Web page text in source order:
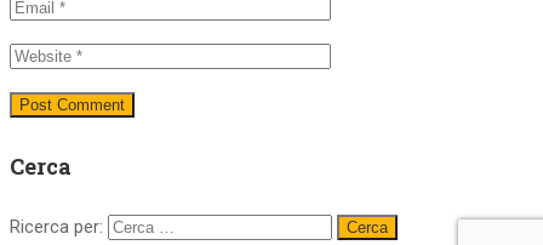
Cerca
Ricerca per: